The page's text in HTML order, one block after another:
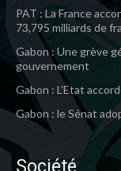
PAT : La France
73,795 milliards de
Gabon : Une grève
gouvernement
Gabon : L’Etat
Gabon : le Sénat
Société